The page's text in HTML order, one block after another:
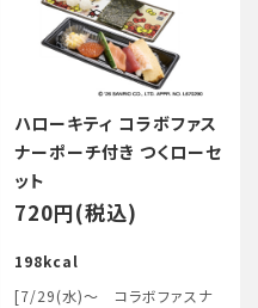
ハローキティ コラボファス
ナーポーチ付き つくローセ
ット
720円(税込)
198kcal
[7/29(水)～ コラボファスナ